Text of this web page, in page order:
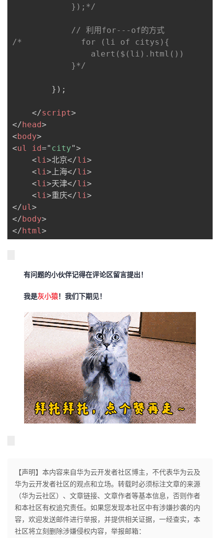
            });*/
// 利用for---of的方式
/*            for (li of citys){
                alert($(li).html())
            }*/
} ) ;
</script>
</head>
<body>
<ul id=" city">
<li>北京</li>
<li>上海</li>
<li>天津</li>
<li>重庆</li>
</ul>
</body>
</html>
有问题的小伙伴记得在评论区留言提出！
我是灰小猿！我们下期见！
【声明】本内容来自华为云开发者社区博主，不代表华为云及
华为云开发者社区的观点和立场。转载时必须标注文章的来源
（华为云社区）、文章链接、文章作者等基本信息，否则作者
和本社区有权追究责任。如果您发现本社区中有涉嫌抄袭的内
容，欢迎发送邮件进行举报，并提供相关证据，一经查实，本
社区将立刻删除涉嫌侵权内容，举报邮箱：